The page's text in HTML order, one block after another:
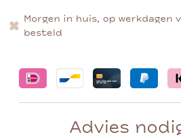
Morgen in huis, op werkdagen
besteld
Advies